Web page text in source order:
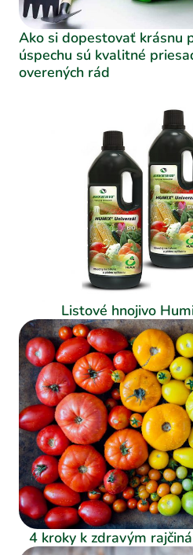
Ako si dopestovať krásnu
úspechu sú kvalitné
overených rád
Listové hnojivo
4 kroky k zdravým